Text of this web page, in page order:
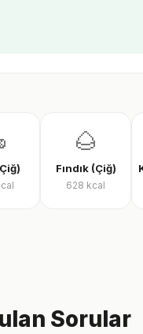
🌰
Fındık (Çiğ)
628 kcal
Sorular